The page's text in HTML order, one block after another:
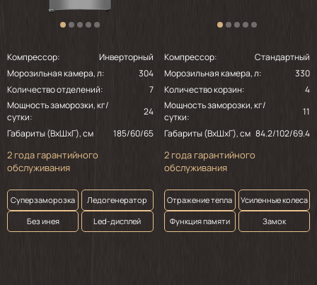
Компрессор:
Инверторный
Морозильная камера, л:
304
Количество отделений:
7
Мощность заморозки, кг/
сутки:
24
Габариты (ВхШхГ), см
185/60/65
2 года гарантийного
обслуживания
Суперзаморозка
Ледогенератор
Без инея
Led-дисплей
Компрессор:
Стандартный
Морозильная камера, л:
330
Количество корзин:
4
Мощность заморозки, кг/
сутки:
11
Габариты (ВхШхГ), см 84.2/102/69.4
2 года гарантийного
обслуживания
Отражение тепла
Усиленные колеса
Функция памяти
Замок